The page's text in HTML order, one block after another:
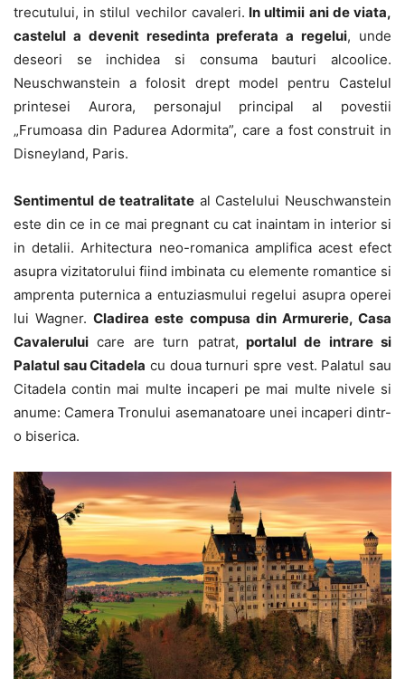
trecutului, in stilul vechilor cavaleri. In ultimii ani de viata,
castelul a devenit resedinta preferata a regelui, unde
deseori se inchidea si consuma bauturi alcoolice.
Neuschwanstein a folosit drept model pentru Castelul
printesei Aurora, personajul principal al povestii
„Frumoasa din Padurea Adormita”, care a fost construit in
Disneyland, Paris.
Sentimentul de teatralitate al Castelului Neuschwanstein
este din ce in ce mai pregnant cu cat inaintam in interior si
in detalii. Arhitectura neo-romanica amplifica acest efect
asupra vizitatorului fiind imbinata cu elemente romantice si
amprenta puternica a entuziasmului regelui asupra operei
lui Wagner.Cladirea este compusa din Armurerie, Casa
Cavalerului care are turn patrat, portalul de intrare si
Palatul sau Citadela cu doua turnuri spre vest. Palatul sau
Citadela contin mai multe incaperi pe mai multe nivele si
anume: Camera Tronului asemanatoare unei incaperi dintr-
o biserica.